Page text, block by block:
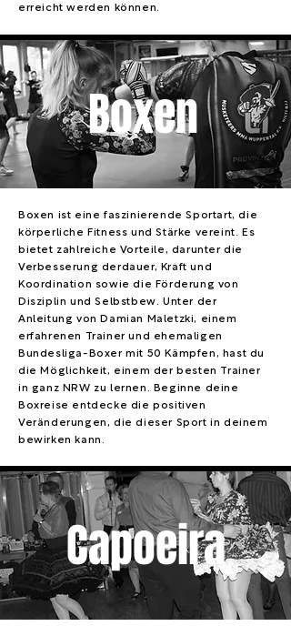
erreicht werden können.
Boxen
Boxen ist eine faszinierende Sportart, die
körperliche Fitness und Stärke vereint. Es
bietet zahlreiche Vorteile, darunter die
Verbesserung derdauer, Kraft und
Koordination sowie die Förderung von
Disziplin und Selbstbew. Unter der
Anleitung von Damian Maletzki, einem
erfahrenen Trainer und ehemaligen
Bundesliga-Boxer mit 50 Kämpfen, hast du
die Möglichkeit, einem der besten Trainer
in ganz NRW zu lernen. Beginne deine
Boxreise entdecke die positiven
Veränderungen, die dieser Sport in deinem
bewirken kann.
Capoeira